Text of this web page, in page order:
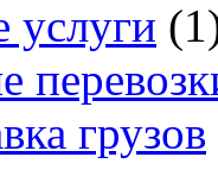
услуги
грузов